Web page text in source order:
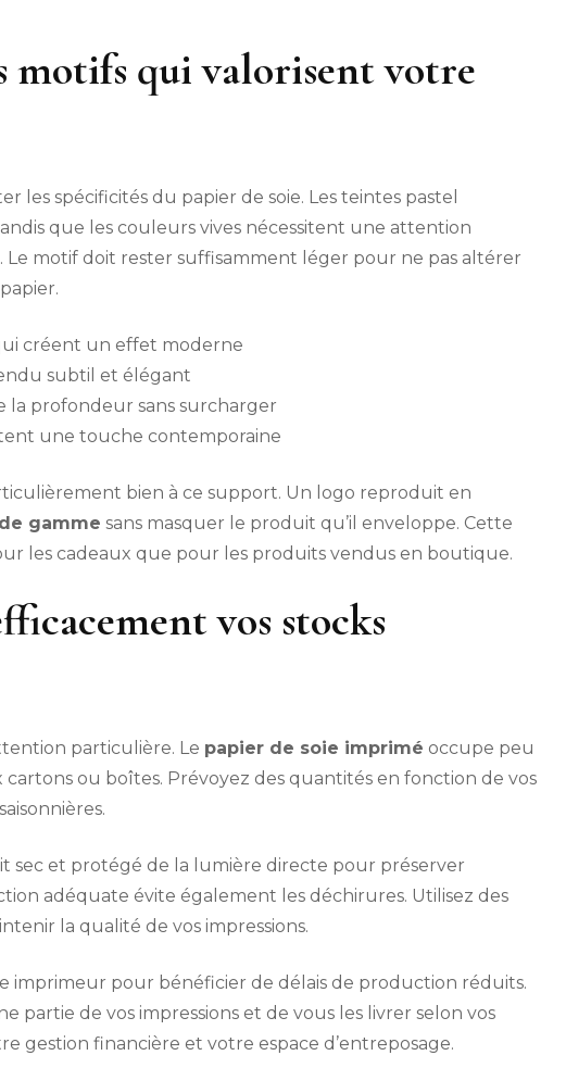
motifs qui valorisent votre
les spécificités du papier de soie. Les teintes pastel
que les couleurs vives nécessitent une attention
Le motif doit rester suffisamment léger pour ne pas altérer
créent un effet moderne
subtil et élégant
la profondeur sans surcharger
une touche contemporaine
bien à ce support. Un logo reproduit en
gamme sans masquer le produit qu’il enveloppe. Cette
les cadeaux que pour les produits vendus en boutique.
vos stocks
particulière. Le papier de soie imprimé occupe peu
cartons ou boîtes. Prévoyez des quantités en fonction de vos
sec et protégé de la lumière directe pour préserver
adéquate évite également les déchirures. Utilisez des
la qualité de vos impressions.
imprimeur pour bénéficier de délais de production réduits.
partie de vos impressions et de vous les livrer selon vos
gestion financière et votre espace d’entreposage.